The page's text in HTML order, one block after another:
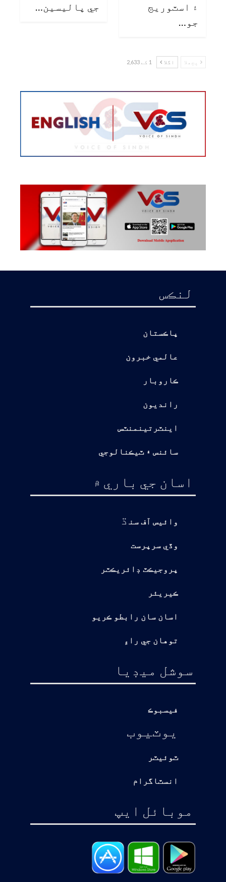
۽ اسٽوريج
جو…
جي پاليسين…
پچھلا اگلا 1 کے 2,633
لنڪس
پاڪستان
عالمي خبرون
ڪاروبار
رانديون
اينٽرتينمنٽس
سائنس ۽ ٽيڪنالوجي
اسان جي باري ۾
وائيس آف سن ڌ
وڏي سرپرست
پروجيڪٽ ڊائريڪٽر
ڪيريئر
اسان سان رابطو ڪريو
توهان جي راءِ
سوشل ميڊيا
فيسبوڪ
يوٽيوب
ٽوئيٽر
انسٽاگرام
موبائل ايپ